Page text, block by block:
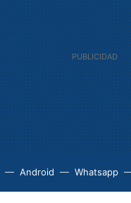
Android Whatsapp